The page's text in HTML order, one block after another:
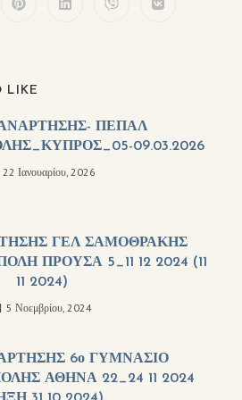
LIKE
ΠΕΠΑΛ
09.03.2026
22 Ιανουαρίου, 2026
ΓΕΛ ΣΑΜΟΘΡΑΚΗΣ
ΠΡΟΥΣΑ 5_11 12 2024 (11
11 2024)
5 Νοεμβρίου, 2024
6ο ΓΥΜΝΑΣΙΟ
ΑΘΗΝΑ 22_24 11 2024